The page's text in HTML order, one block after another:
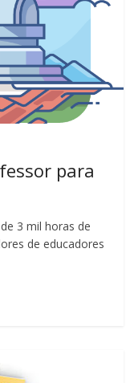
para
3 mil horas de
de educadores